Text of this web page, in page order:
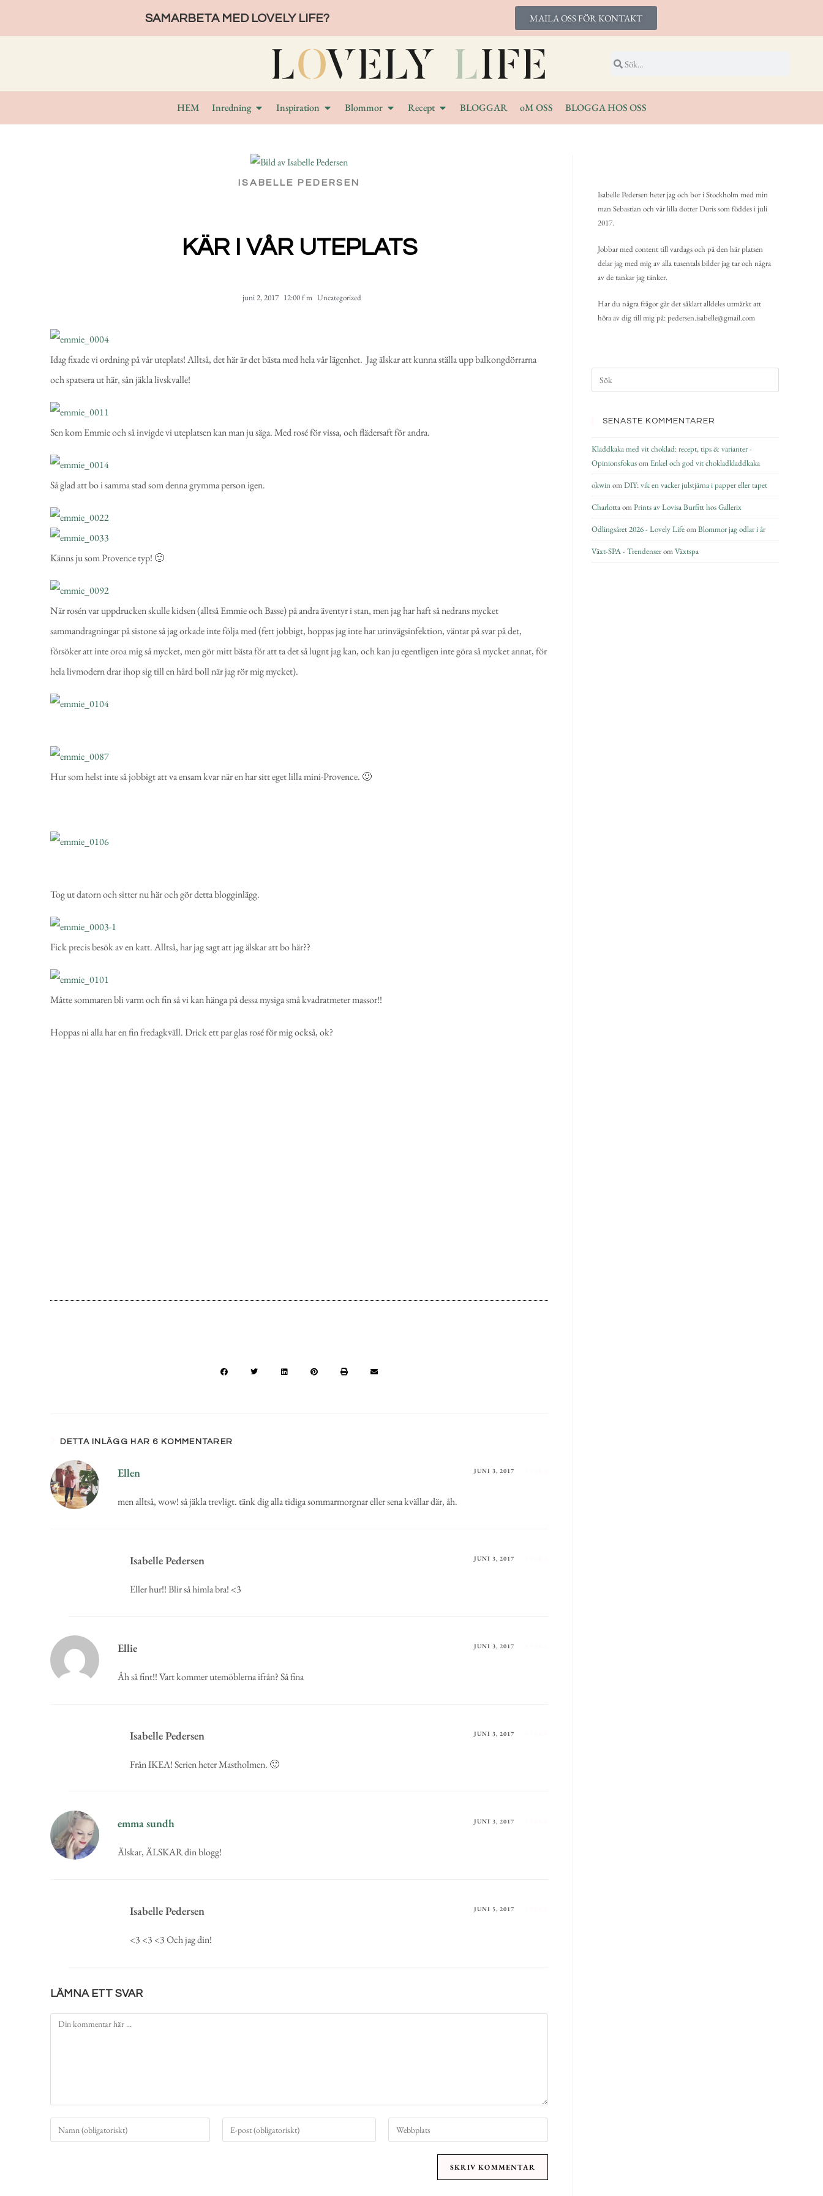
SAMARBETA MED LOVELY LIFE? MAILA OSS FÖR KONTAKT
HEM Inredning Inspiration Blommor Recept BLOGGAR oM OSS BLOGGA HOS OSS
ISABELLE PEDERSEN
KÄR I VÅR UTEPLATS
juni 2, 2017 12:00 f m Uncategorized
Idag fixade vi ordning på vår uteplats! Alltså, det här är det bästa med hela vår lägenhet. Jag älskar att kunna ställa upp balkongdörrarna
och spatsera ut här, sån jäkla livskvalle!
Sen kom Emmie och så invigde vi uteplatsen kan man ju säga. Med rosé för vissa, och flädersaft för andra.
Så glad att bo i samma stad som denna grymma person igen.
Känns ju som Provence typ! 🙂
När rosén var uppdrucken skulle kidsen (alltså Emmie och Basse) på andra äventyr i stan, men jag har haft så nedrans mycket
sammandragningar på sistone så jag orkade inte följa med (fett jobbigt, hoppas jag inte har urinvägsinfektion, väntar på svar på det,
försöker att inte oroa mig så mycket, men gör mitt bästa för att ta det så lugnt jag kan, och kan ju egentligen inte göra så mycket annat, för
hela livmodern drar ihop sig till en hård boll när jag rör mig mycket).
Hur som helst inte så jobbigt att va ensam kvar när en har sitt eget lilla mini-Provence. 🙂
Tog ut datorn och sitter nu här och gör detta blogginlägg.
Fick precis besök av en katt. Alltså, har jag sagt att jag älskar att bo här??
Måtte sommaren bli varm och fin så vi kan hänga på dessa mysiga små kvadratmeter massor!!
Hoppas ni alla har en fin fredagkväll. Drick ett par glas rosé för mig också, ok?
DETTA INLÄGG HAR 6 KOMMENTARER
Ellen JUNI 3, 2017
men alltså, wow! så jäkla trevligt. tänk dig alla tidiga sommarmorgnar eller sena kvällar där, åh.
Isabelle Pedersen JUNI 3, 2017
Eller hur!! Blir så himla bra! <3
Ellie JUNI 3, 2017
Åh så fint!! Vart kommer utemöblerna ifrån? Så fina
Isabelle Pedersen JUNI 3, 2017
Från IKEA! Serien heter Mastholmen. 🙂
emma sundh JUNI 3, 2017
Älskar, ÄLSKAR din blogg!
Isabelle Pedersen JUNI 5, 2017
<3 <3 <3 Och jag din!
LÄMNA ETT SVAR
Isabelle Pedersen heter jag och bor i Stockholm med min
man Sebastian och vår lilla dotter Doris som föddes i juli
2017.
Jobbar med content till vardags och på den här platsen
delar jag med mig av alla tusentals bilder jag tar och några
av de tankar jag tänker.
Har du några frågor går det såklart alldeles utmärkt att
höra av dig till mig på: pedersen.isabelle@gmail.com
SENASTE KOMMENTARER
Kladdkaka med vit choklad: recept, tips & varianter -
OpinionsfokusomEnkel och god vit chokladkladdkaka
okwinomDIY: vik en vacker julstjärna i papper eller tapet
CharlottaomPrints av Lovisa Burfitt hos Gallerix
Odlingsåret 2026 - Lovely LifeomBlommor jag odlar i år
Växt-SPA - TrendenseromVäxtspa